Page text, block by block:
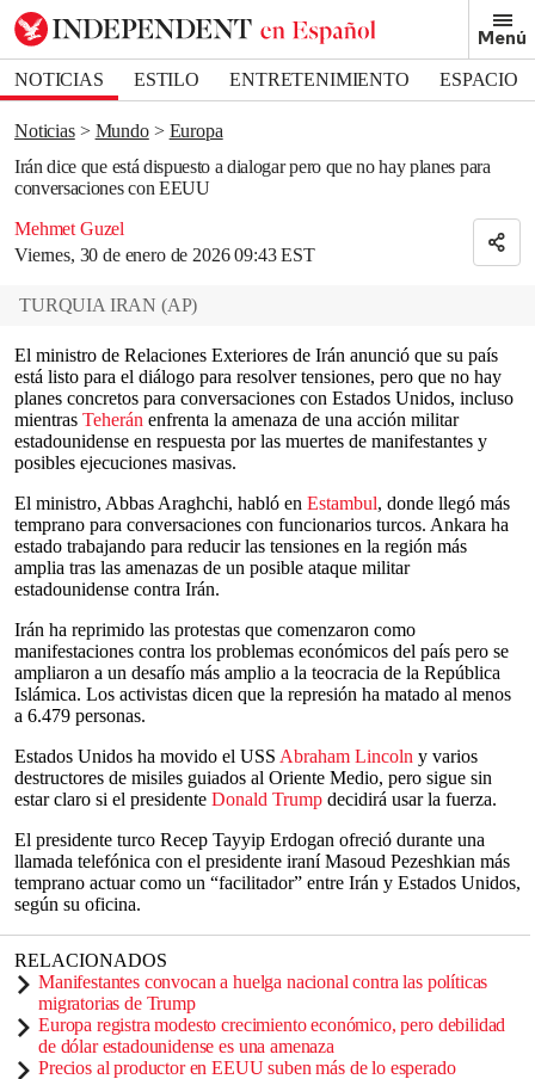
Menú
NOTICIAS ESTILO ENTRETENIMIENTO
ESPACIO
DEPORTES
Noticias Mundo
Europa
Irán dice que está dispuesto a dialogar pero que no hay planes para
conversaciones con EEUU
Mehmet Guzel
Viernes, 30 de enero de 2026 09:43 EST
Bookmark popover
Removed from bookmarks
Close popover
TURQUIA IRAN (AP)
El ministro de Relaciones Exteriores de Irán anunció que su país
está listo para el diálogo para resolver tensiones, pero que no hay
planes concretos para conversaciones con Estados Unidos, incluso
mientras Teherán enfrenta la amenaza de una acción militar
estadounidense en respuesta por las muertes de manifestantes y
posibles ejecuciones masivas.
El ministro, Abbas Araghchi, habló en Estambul, donde llegó más
temprano para conversaciones con funcionarios turcos. Ankara ha
estado trabajando para reducir las tensiones en la región más
amplia tras las amenazas de un posible ataque militar
estadounidense contra Irán.
Irán ha reprimido las protestas que comenzaron como
manifestaciones contra los problemas económicos del país pero se
ampliaron a un desafío más amplio a la teocracia de la República
Islámica. Los activistas dicen que la represión ha matado al menos
a 6.479 personas.
Estados Unidos ha movido el USS Abraham Lincoln y varios
destructores de misiles guiados al Oriente Medio, pero sigue sin
estar claro si el presidente Donald Trump decidirá usar la fuerza.
El presidente turco Recep Tayyip Erdogan ofreció durante una
llamada telefónica con el presidente iraní Masoud Pezeshkian más
temprano actuar como un “facilitador” entre Irán y Estados Unidos,
según su oficina.
RELACIONADOS
Manifestantes convocan a huelga nacional contra las políticas
migratorias de Trump
Europa registra modesto crecimiento económico, pero debilidad
de dólar estadounidense es una amenaza
Precios al productor en EEUU suben más de lo esperado